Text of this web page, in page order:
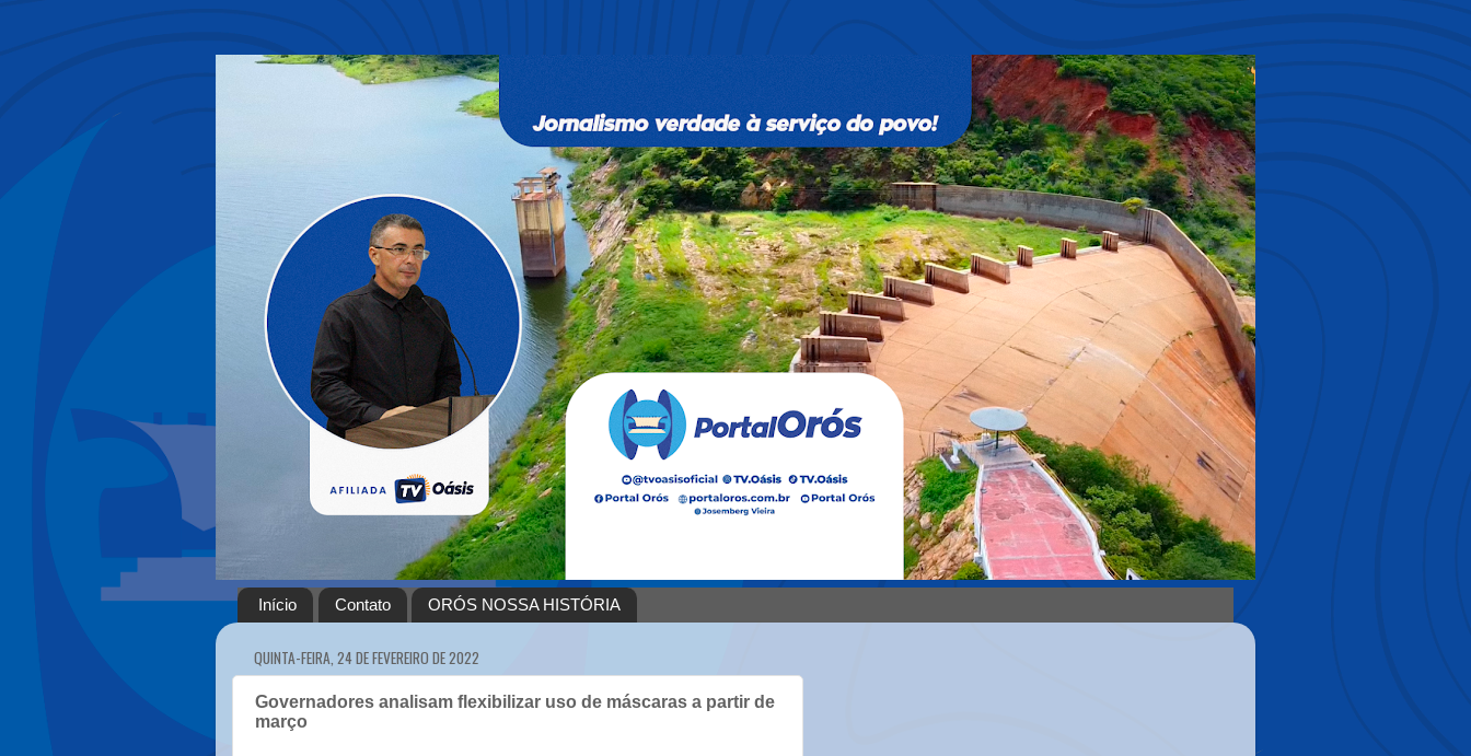
Início Contato ORÓS NOSSA HISTÓRIA
QUINTA-FEIRA, 24 DE FEVEREIRO DE 2022
Governadores analisam flexibilizar uso de máscaras a partir de
março